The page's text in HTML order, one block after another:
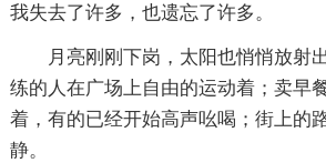
我失去了许多，也遗忘了许多。
月亮刚刚下岗，太阳也悄悄放射
练的人在广场上自由的运动着；卖早
着，有的已经开始高声吆喝；街上的
静。